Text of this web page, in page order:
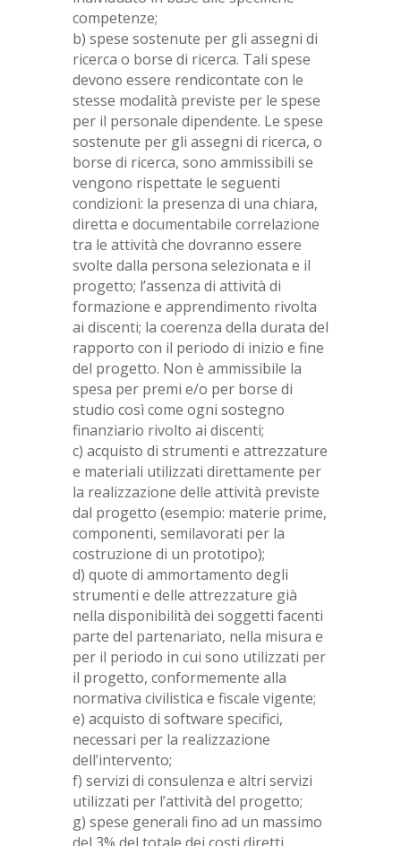
competenze;
b) spese sostenute per gli assegni di
ricerca o borse di ricerca. Tali spese
devono essere rendicontate con le
stesse modalità previste per le spese
per il personale dipendente. Le spese
sostenute per gli assegni di ricerca, o
borse di ricerca, sono ammissibili se
vengono rispettate le seguenti
condizioni: la presenza di una chiara,
diretta e documentabile correlazione
tra le attività che dovranno essere
svolte dalla persona selezionata e il
progetto; l’assenza di attività di
formazione e apprendimento rivolta
ai discenti; la coerenza della durata del
rapporto con il periodo di inizio e fine
del progetto. Non è ammissibile la
spesa per premi e/o per borse di
studio così come ogni sostegno
finanziario rivolto ai discenti;
c) acquisto di strumenti e attrezzature
e materiali utilizzati direttamente per
la realizzazione delle attività previste
dal progetto (esempio: materie prime,
componenti, semilavorati per la
costruzione di un prototipo);
d) quote di ammortamento degli
strumenti e delle attrezzature già
nella disponibilità dei soggetti facenti
parte del partenariato, nella misura e
per il periodo in cui sono utilizzati per
il progetto, conformemente alla
normativa civilistica e fiscale vigente;
e) acquisto di software specifici,
necessari per la realizzazione
dell’intervento;
f) servizi di consulenza e altri servizi
utilizzati per l’attività del progetto;
g) spese generali fino ad un massimo